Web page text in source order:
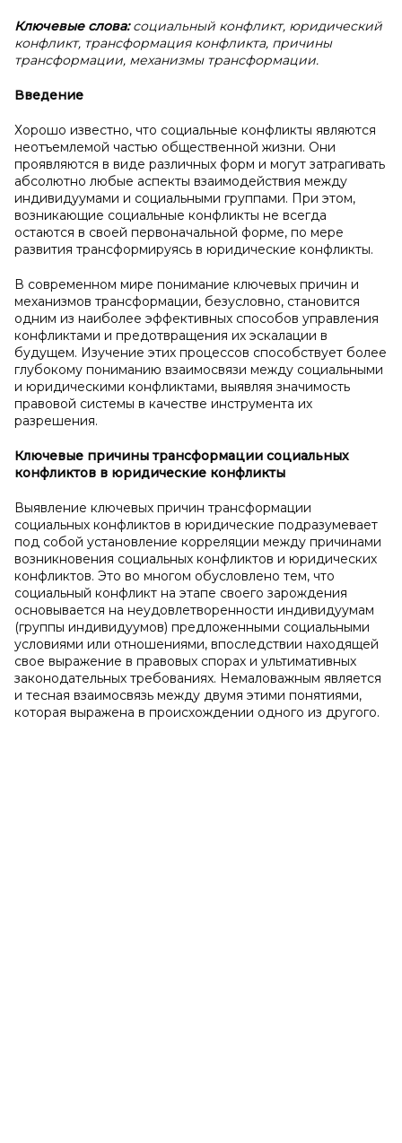
Ключевые слова:социальный конфликт, юридический
конфликт, трансформация конфликта, причины
трансформации, механизмы трансформации.
Введение
Хорошо известно, что социальные конфликты являются
неотъемлемой частью общественной жизни. Они
проявляются в виде различных форм и могут затрагивать
абсолютно любые аспекты взаимодействия между
индивидуумами и социальными группами. При этом,
возникающие социальные конфликты не всегда
остаются в своей первоначальной форме, по мере
развития трансформируясь в юридические конфликты.
В современном мире понимание ключевых причин и
механизмов трансформации, безусловно, становится
одним из наиболее эффективных способов управления
конфликтами и предотвращения их эскалации в
будущем. Изучение этих процессов способствует более
глубокому пониманию взаимосвязи между социальными
и юридическими конфликтами, выявляя значимость
правовой системы в качестве инструмента их
разрешения.
Ключевые причины трансформации социальных
конфликтов в юридические конфликты
Выявление ключевых причин трансформации
социальных конфликтов в юридические подразумевает
под собой установление корреляции между причинами
возникновения социальных конфликтов и юридических
конфликтов. Это во многом обусловлено тем, что
социальный конфликт на этапе своего зарождения
основывается на неудовлетворенности индивидуумам
(группы индивидуумов) предложенными социальными
условиями или отношениями, впоследствии находящей
свое выражение в правовых спорах и ультимативных
законодательных требованиях. Немаловажным является
и тесная взаимосвязь между двумя этими понятиями,
которая выражена в происхождении одного из другого.